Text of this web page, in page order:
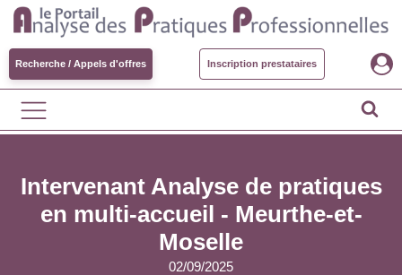
Recherche / Appels d'offres Inscription prestataires
Intervenant Analyse de pratiques
en multi-accueil - Meurthe-et-
Moselle
02/09/2025